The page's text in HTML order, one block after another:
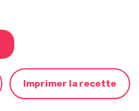
Imprimer la recette